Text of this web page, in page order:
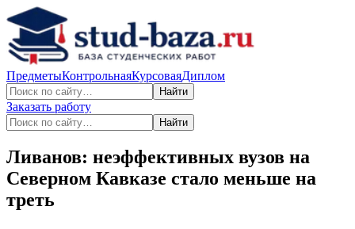
ПредметыКонтрольнаяКурсоваяДиплом
Найти
Заказать работу
Найти
Ливанов: неэффективных вузов на
Северном Кавказе стало меньше на
треть